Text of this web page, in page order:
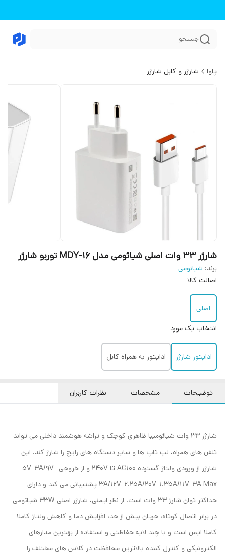
جستجو
پاوا شارژر و کابل شارژر
شارژر ۳۳ وات اصلی شیائومی مدل MDY-16 توربو شارژر
برند: شیائومی
اصالت کالا
اصلی
انتخاب یک مورد
اداپتور شارژر اداپتور به همراه کابل
توضیحات مشخصات نظرات کاربران
شارژر 33 وات شیائومیبا ظاهری کوچک و تراشه هوشمند داخلی می تواند
تلفن های همراه، لپ تاپ ها و سایر دستگاه های رایج را شارژ کند. این
شارژر از ورودی ولتاژ گسترده AC100 تا 240V و از خروجی 5V-3A/9V-
3A/12V-2.25A/20V-1.35A/11V-3A Max پشتیبانی می کند و دارای
حداکثر توان شارژ 33 وات است. از نظر ایمنی، شارژر اصلی 33W شیائومی
در برابر اتصال کوتاه، جریان بیش از حد، افزایش دما و کاهش ولتاژ کاملا
کاملا ایمن است و با چند لایه حفاظتی و استفاده از بهترین مدارهای
الکترونیکی و کنترل کننده بالاترین محافظت در کلاس های مختلف را